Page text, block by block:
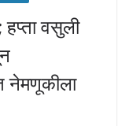
वसुली
नेमणूकीला